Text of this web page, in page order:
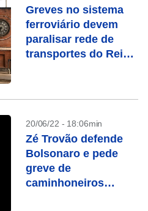
Greves no sistema
ferroviário devem
paralisar rede de
transportes do Reino
20/06/22 - 18:06min
Zé Trovão defende
Bolsonaro e pede
greve de
caminhoneiros